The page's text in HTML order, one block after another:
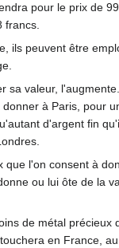
pour le prix de
francs.
ils peuvent être
valeur,
à Paris, pour
d'argent fin
l'on consent à
ou lui ôte de la
de métal
en France,